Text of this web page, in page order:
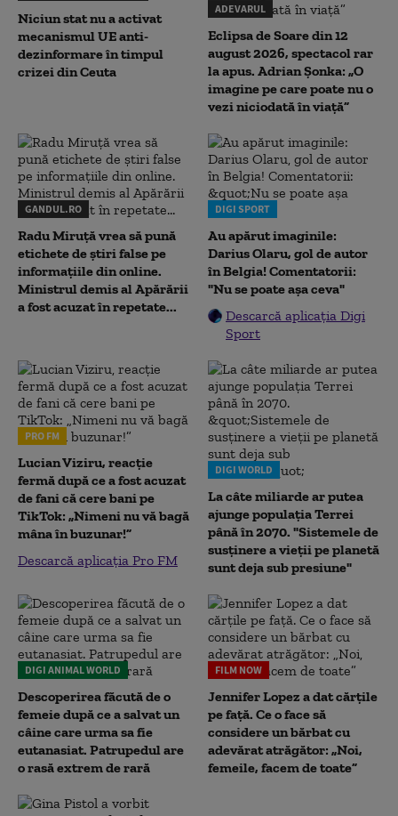
Niciun stat nu a activat
mecanismul UE anti-
dezinformare în timpul
crizei din Ceuta
ADEVARUL
Eclipsa de Soare din 12
august 2026, spectacol rar
la apus. Adrian Șonka: „O
imagine pe care poate nu o
vezi niciodată în viață”
GANDUL.RO
Radu Miruţă vrea să pună
etichete de știri false pe
informațiile din online.
Ministrul demis al Apărării
a fost acuzat în repetate...
DIGI SPORT
Au apărut imaginile:
Darius Olaru, gol de autor
în Belgia! Comentatorii:
"Nu se poate așa ceva"
Descarcă aplicația Digi
Sport
PRO FM
Lucian Viziru, reacție
fermă după ce a fost acuzat
de fani că cere bani pe
TikTok: „Nimeni nu vă bagă
mâna în buzunar!”
Descarcă aplicația Pro FM
DIGI WORLD
La câte miliarde ar putea
ajunge populația Terrei
până în 2070. "Sistemele de
susținere a vieții pe planetă
sunt deja sub presiune"
DIGI ANIMAL WORLD
Descoperirea făcută de o
femeie după ce a salvat un
câine care urma sa fie
eutanasiat. Patrupedul are
o rasă extrem de rară
FILM NOW
Jennifer Lopez a dat cărțile
pe față. Ce o face să
considere un bărbat cu
adevărat atrăgător: „Noi,
femeile, facem de toate”